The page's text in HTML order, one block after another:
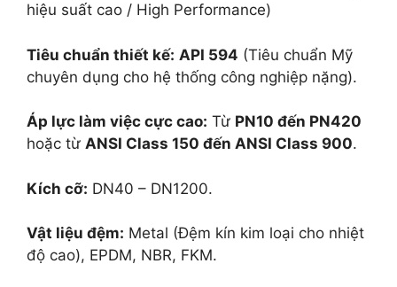
hiệu suất cao / High Performance)
Tiêu chuẩn thiết kế: API 594 (Tiêu chuẩn Mỹ
chuyên dụng cho hệ thống công nghiệp nặng).
Áp lực làm việc cực cao: Từ PN10 đến PN420
hoặc từ ANSI Class 150 đến ANSI Class 900.
Kích cỡ: DN40 – DN1200.
Vật liệu đệm: Metal (Đệm kín kim loại cho nhiệt
độ cao), EPDM, NBR, FKM.